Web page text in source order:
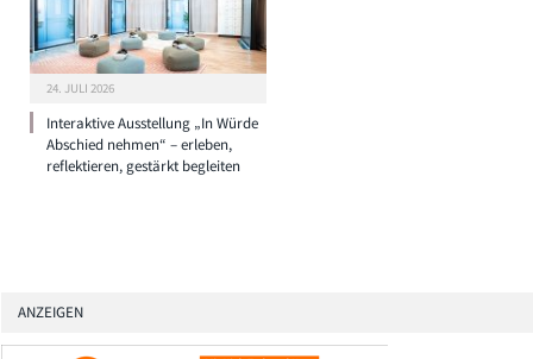
24. JULI 2026
Interaktive Ausstellung „In Würde
Abschied nehmen“ – erleben,
reflektieren, gestärkt begleiten
ANZEIGEN